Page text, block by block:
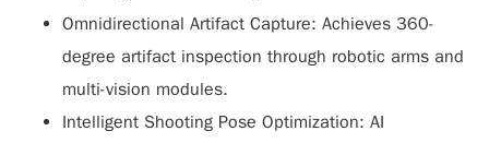
Omnidirectional Artifact Capture: Achieves 360-
degree artifact inspection through robotic arms and
multi-vision modules.
Intelligent Shooting Pose Optimization: AI